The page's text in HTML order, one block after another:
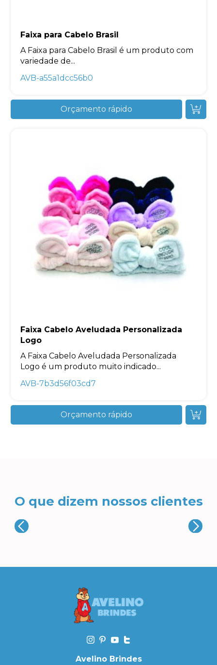
Faixa para Cabelo Brasil
A Faixa para Cabelo Brasil é um produto com
variedade de...
AVB-a55a1dcc56b0
Orçamento rápido
Faixa Cabelo Aveludada Personalizada
Logo
A Faixa Cabelo Aveludada Personalizada
Logo é um produto muito indicado...
AVB-7b3d56f03cd7
Orçamento rápido
O que dizem nossos clientes
Avelino Brindes